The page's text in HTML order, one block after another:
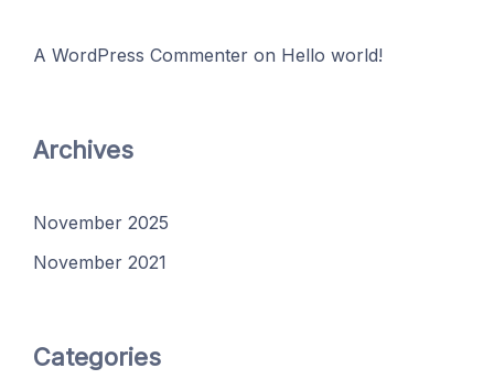
A WordPress Commenter on Hello world!
Archives
November 2025
November 2021
Categories